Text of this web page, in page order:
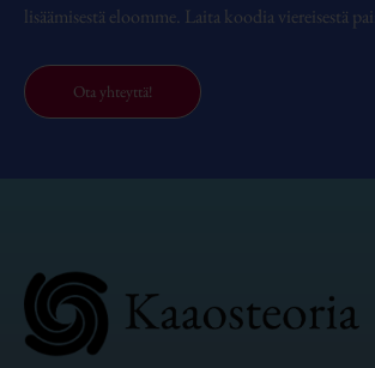
lisäämisestä eloomme. Laita koodia viereisestä
Ota yhteyttä!